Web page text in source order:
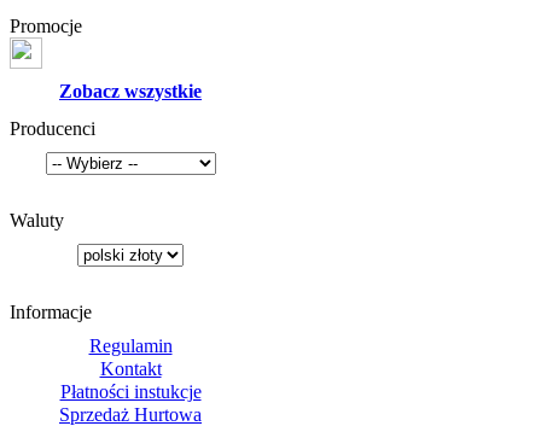
Promocje
Zobacz wszystkie
Producenci
Waluty
Informacje
Regulamin
Kontakt
Płatności instukcje
Sprzedaż Hurtowa